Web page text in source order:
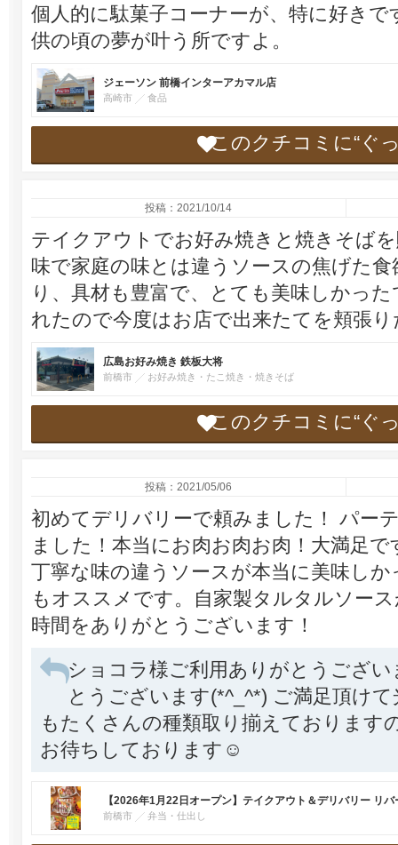
個人的に駄菓子コーナーが、特に好き
供の頃の夢が叶う所ですよ。
ジェーソン 前橋インターアカマル店
高崎市 食品
このクチコミに“ぐ
投稿：2021/10/14
テイクアウトでお好み焼きと焼きそば
味で家庭の味とは違うソースの焦げた
り、具材も豊富で、とても美味しかっ
れたので今度はお店で出来たてを頬張
広島お好み焼き 鉄板大将
前橋市 お好み焼き・たこ焼き・焼きそば
このクチコミに“ぐ
投稿：2021/05/06
初めてデリバリーで頼みました！ パー
ました！本当にお肉お肉お肉！大満足
丁寧な味の違うソースが本当に美味し
もオススメです。自家製タルタルソー
時間をありがとうございます！
ショコラ様ご利用ありがとうござ
とうございます(*^_^*) ご満足頂け
もたくさんの種類取り揃えております
お待ちしております☺️
【2026年1月22日オープン】テイクアウト＆デリバリー リ
前橋市 弁当・仕出し